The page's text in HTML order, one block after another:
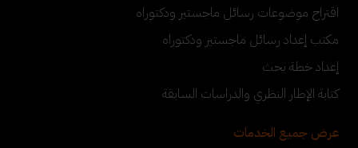
اقتراح موضوعات رسائل ماجستير ودكتوراه
مكتب إعداد رسائل ماجستير ودكتوراه
إعداد خطة بحث
كتابة الإطار النظري والدراسات السابقة
عرض جميع الخدمات